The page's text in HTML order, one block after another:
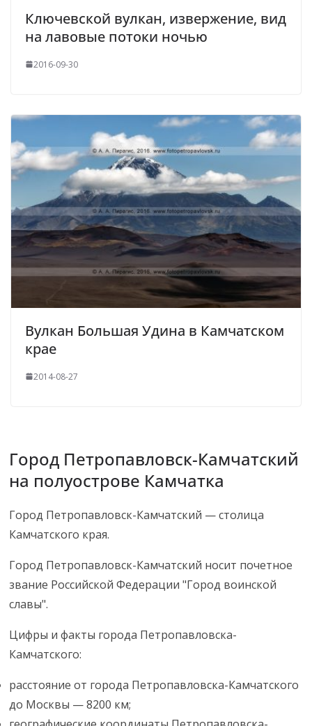
Ключевской вулкан, извержение, вид
на лавовые потоки ночью
2016-09-30
Вулкан Большая Удина в Камчатском
крае
2014-08-27
Город Петропавловск-Камчатский
на полуострове Камчатка
Город Петропавловск-Камчатский — столица
Камчатского края.
Город Петропавловск-Камчатский носит почетное
звание Российской Федерации "Город воинской
славы".
Цифры и факты города Петропавловска-
Камчатского:
расстояние от города Петропавловска-Камчатского
до Москвы — 8200 км;